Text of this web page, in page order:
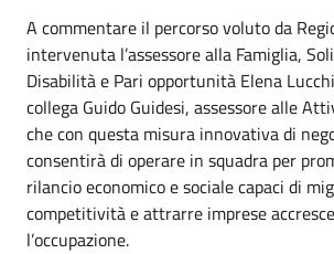
A commentare il percorso voluto da
intervenuta l’assessore alla Famiglia,
Disabilità e Pari opportunità Elena
collega Guido Guidesi, assessore alle
che con questa misura innovativa di
consentirà di operare in squadra per
rilancio economico e sociale capaci di
competitività e attrarre imprese
l’occupazione.